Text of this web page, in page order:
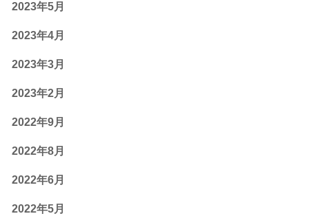
2023年5月
2023年4月
2023年3月
2023年2月
2022年9月
2022年8月
2022年6月
2022年5月